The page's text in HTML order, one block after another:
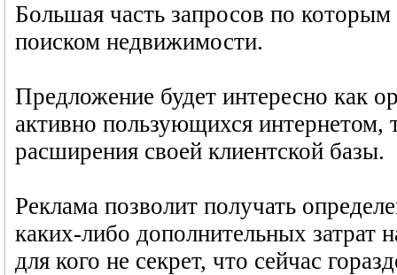
Большая часть запросов по которым
поиском недвижимости.
Предложение будет интересно как
активно пользующихся
расширения своей клиентской базы.
Реклама позволит получать
каких-либо дополнительных затрат
для кого не секрет, что сейчас